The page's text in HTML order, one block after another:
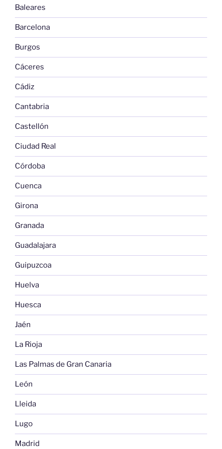
Baleares
Barcelona
Burgos
Cáceres
Cádiz
Cantabria
Castellón
Ciudad Real
Córdoba
Cuenca
Girona
Granada
Guadalajara
Guipuzcoa
Huelva
Huesca
Jaén
La Rioja
Las Palmas de Gran Canaria
León
Lleida
Lugo
Madrid